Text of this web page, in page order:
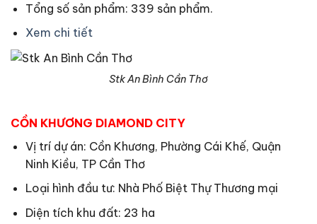
Tổng số sản phẩm: 339 sản phẩm.
Xem chi tiết
Stk An Bình Cần Thơ
CỒN KHƯƠNG DIAMOND CITY
Vị trí dự án: Cồn Khương, Phường Cái Khế, Quận
Ninh Kiều, TP Cần Thơ
Loại hình đầu tư: Nhà Phố Biệt Thự Thương mại
Diện tích khu đất: 23 ha